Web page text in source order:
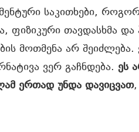
საკითხები,
ფიზიკური თავდასხმა
მოთმენა არ
ვერ გაჩნდება. ეს
ერთად უნდა დავიცვათ